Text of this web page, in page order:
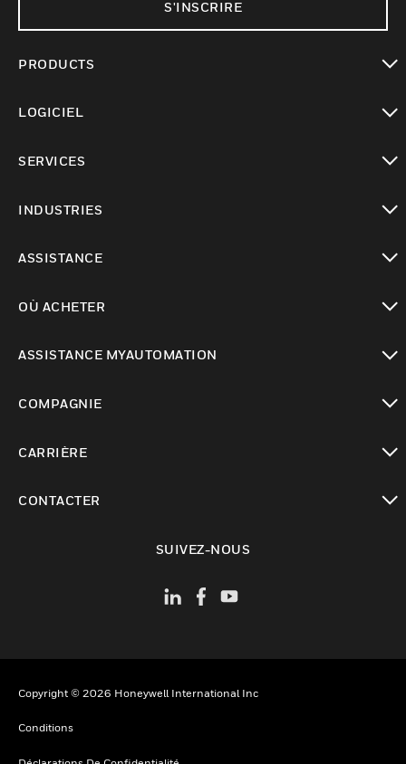
S'INSCRIRE
PRODUCTS
LOGICIEL
SERVICES
INDUSTRIES
ASSISTANCE
OÙ ACHETER
ASSISTANCE MYAUTOMATION
COMPAGNIE
CARRIÈRE
CONTACTER
SUIVEZ-NOUS
Copyright © 2026 Honeywell International Inc
Conditions